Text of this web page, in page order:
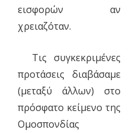
εισφορών αν
χρειαζόταν.
Τις συγκεκριμένες
προτάσεις διαβάσαμε
(μεταξύ άλλων) στο
πρόσφατο κείμενο της
Ομοσπονδίας